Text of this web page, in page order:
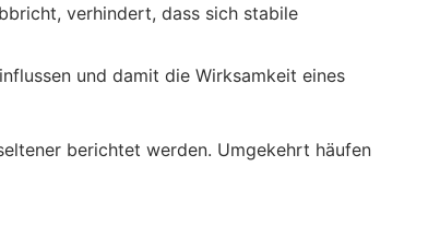
verhindert, dass sich stabile
und damit die Wirksamkeit eines
berichtet werden. Umgekehrt häufen